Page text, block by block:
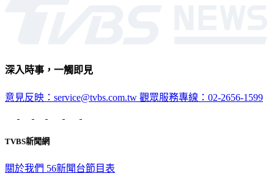
深入時事，一觸即見
意見反映：service@tvbs.com.tw 觀眾服務專線：02-2656-1599
TVBS新聞網
關於我們 56新聞台節目表